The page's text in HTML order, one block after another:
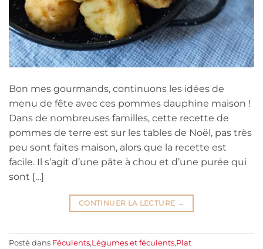
Bon mes gourmands, continuons les idées de
menu de fête avec ces pommes dauphine maison !
Dans de nombreuses familles, cette recette de
pommes de terre est sur les tables de Noël, pas très
peu sont faites maison, alors que la recette est
facile. Il s’agit d’une pâte à chou et d’une purée qui
sont […]
CONTINUER LA LECTURE →
Posté dans Féculents,Légumes et féculents,Plat